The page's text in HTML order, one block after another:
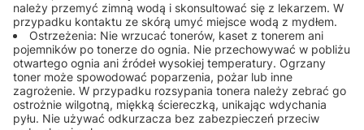
należy przemyć zimną wodą i skonsultować się z lekarzem. W
przypadku kontaktu ze skórą umyć miejsce wodą z mydłem.
Ostrzeżenia: Nie wrzucać tonerów, kaset z tonerem ani
pojemników po tonerze do ognia. Nie przechowywać w pobliżu
otwartego ognia ani źródeł wysokiej temperatury. Ogrzany
toner może spowodować poparzenia, pożar lub inne
zagrożenie. W przypadku rozsypania tonera należy zebrać go
ostrożnie wilgotną, miękką ściereczką, unikając wdychania
pyłu. Nie używać odkurzacza bez zabezpieczeń przeciw